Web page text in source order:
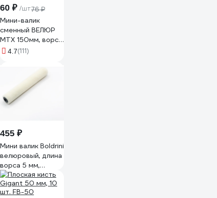
60 ₽ /шт76 ₽
Мини-валик
сменный ВЕЛЮР
MTX 150мм, ворс
4мм, D 16мм, D
4.7(111)
455 ₽
Мини валик Boldrini
велюровый, длина
ворса 5 мм,
150x10 мм 80015